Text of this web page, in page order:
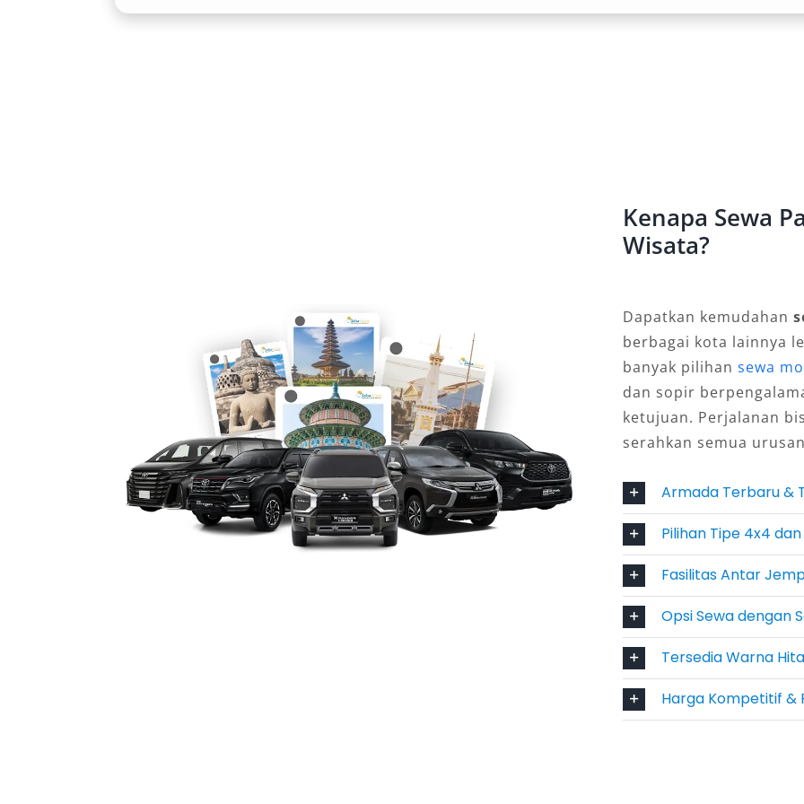
keamanan dan kelancaran perjalanan, bahkan di rute yang menantang.
Dengan opsi 4×4 untuk jalur ekstrem dan 4×2 untuk perjalanan perkotaan,
pengguna dapat menyesuaikan kendaraan sesuai rute. Booking rental
Pajero memungkinkan Anda memilih spesifikasi yang tepat tanpa harus
memiliki mobil sendiri.
6. Efisiensi Waktu dan Biaya
Menggunakan rental Pajero Cianjur memudahkan mobilitas tanpa repot
perawatan. Harga sewa yang kompetitif, ditambah fleksibilitas harga sewa
Pajero Cianjur untuk harian, mingguan, hingga bulanan, membuatnya
sewa mobil
adalah solusi ideal untuk perjalanan wisata, bisnis,
maupun ekspedisi off-road. Armada yang terawat dan layanan profesional
memastikan setiap perjalanan menjadi pengalaman yang aman, nyaman,
Kenapa Sewa
Wisata?
Dapatkan kemudahan
berbagai kota lainnya
banyak pilihansewa
dan sopir
ketujuan. Perjalanan
serahkan semua
Armada Terbaru &
Pilihan Tipe 4x4
Fasilitas Antar
Opsi Sewa dengan
Tersedia Warna
Harga Kompetitif &